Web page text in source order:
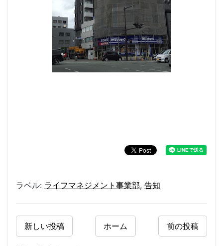
ラベル: ライフマネジメント事業部, 告知
新しい投稿 前の投稿
ホーム